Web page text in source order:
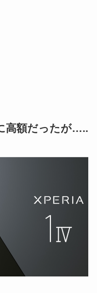
高額だったが…..